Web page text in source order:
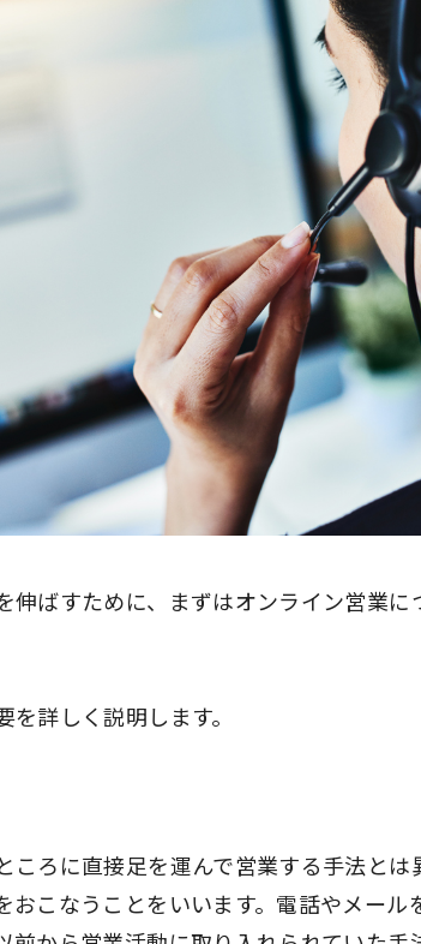
伸ばすために、まずはオンライン営業に
詳しく説明します。
ころに直接足を運んで営業する手法とは
おこなうことをいいます。電話やメール